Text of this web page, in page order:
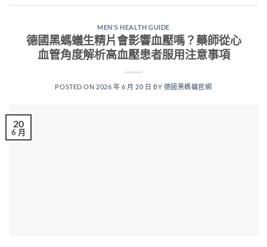
MEN'S HEALTH GUIDE
德國黑螞蟻生精片會影響血壓嗎？藥師從心
血管角度解析高血壓患者服用注意事項
POSTED ON 2026 年 6 月 20 日 BY 德國黑螞蟻官網
20
6 月